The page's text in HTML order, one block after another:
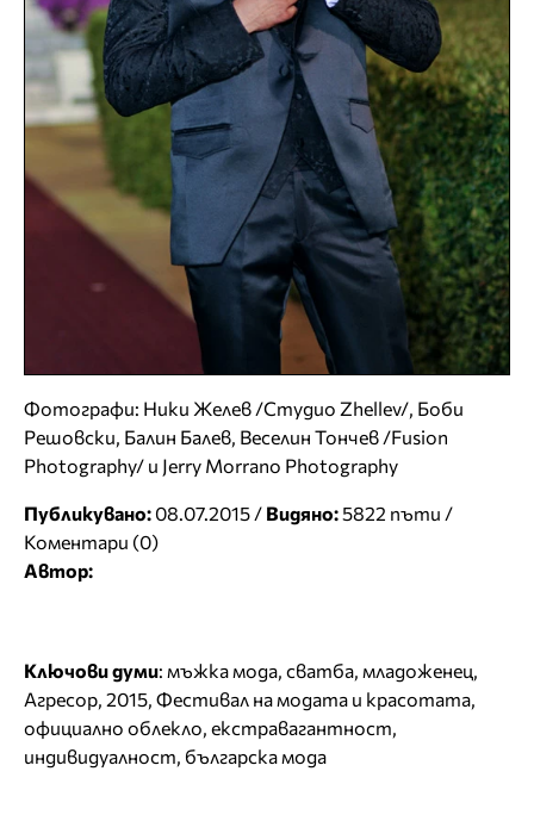
Фотографи: Ники Желев /Студио Zhellev/, Боби
Решовски, Балин Балев, Веселин Тончев /Fusion
Photography/ и Jerry Morrano Photography
Публикувано: 08.07.2015 / Видяно:5822 пъти /
Коментари (0)
Автор:
Ключови думи: мъжка мода, сватба, младоженец,
Агресор, 2015, Фестивал на модата и красотата,
официално облекло, екстравагантност,
индивидуалност, българска мода